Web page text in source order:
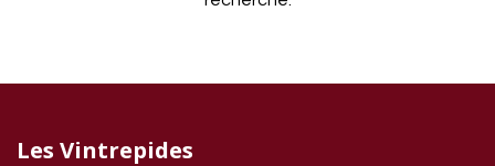
Les Vintrepides